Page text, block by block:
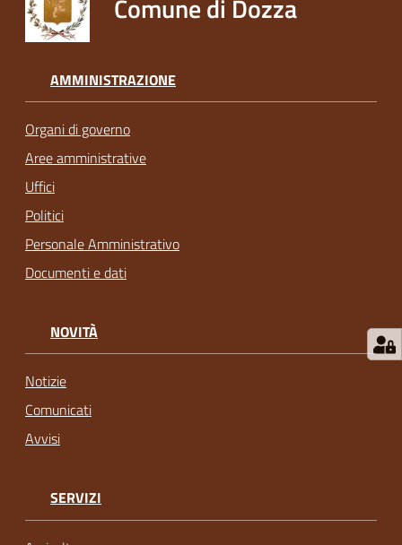
Comune di Dozza
AMMINISTRAZIONE
Organi di governo
Aree amministrative
Uffici
Politici
Personale Amministrativo
Documenti e dati
NOVITÀ
Notizie
Comunicati
Avvisi
SERVIZI